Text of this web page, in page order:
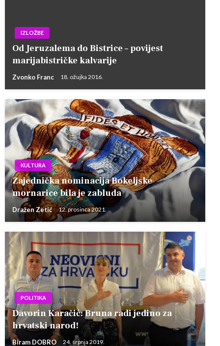
IZLOŽBE
Od Jeruzalema do Bistrice – povijest
marijabistričke kalvarije
Zvonko Franc 18. ožujka 2016.
KULTURA
Zajednička nominacija Bokeljske
mornarice bila je zabluda
Dražen Zetić 12. prosinca 2021.
POLITIKA
Davorin Karačić: Bruna radi jedino za
hrvatski narod!
Biram DOBRO 24. srpnja 2019.